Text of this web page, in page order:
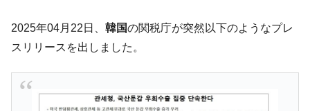
『Money1』
韓国は「中国と同じく」投資に不適格な国
『Money1』
す」⇒「金を経由するドル入手」手段ではないのか？
2025年04月22日、 韓国の関税庁が突然以下のようなプレ
スリリースを出しました。